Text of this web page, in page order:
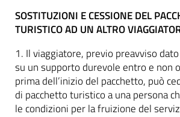
SOSTITUZIONI E CESSIONE DEL
TURISTICO AD UN ALTRO
1. Il viaggiatore, previo preavviso
su un supporto durevole entro e non
prima dell’inizio del pacchetto, può
di pacchetto turistico a una persona
le condizioni per la fruizione del